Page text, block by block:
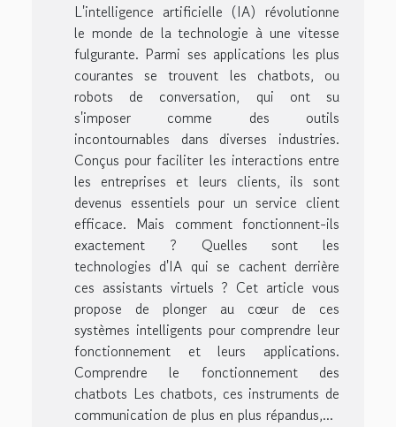
L'intelligence artificielle (IA) révolutionne
le monde de la technologie à une vitesse
fulgurante. Parmi ses applications les plus
courantes se trouvent les chatbots, ou
robots de conversation, qui ont su
s'imposer comme des outils
incontournables dans diverses industries.
Conçus pour faciliter les interactions entre
les entreprises et leurs clients, ils sont
devenus essentiels pour un service client
efficace. Mais comment fonctionnent-ils
exactement ? Quelles sont les
technologies d'IA qui se cachent derrière
ces assistants virtuels ? Cet article vous
propose de plonger au cœur de ces
systèmes intelligents pour comprendre leur
fonctionnement et leurs applications.
Comprendre le fonctionnement des
chatbots Les chatbots, ces instruments de
communication de plus en plus répandus,...